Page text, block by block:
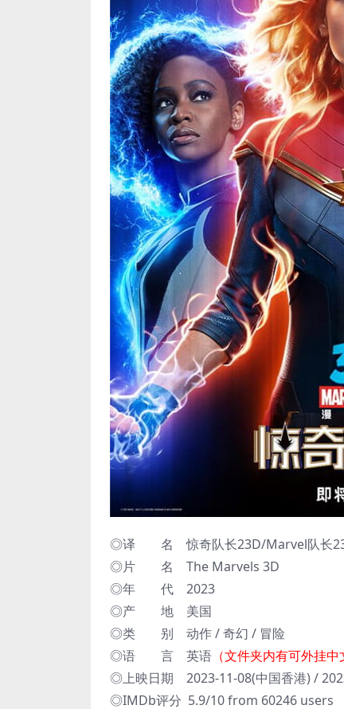
◎译 名 惊奇队长23D/Marvel队长
◎片 名 The Marvels 3D
◎年 代 2023
◎产 地 美国
◎类 别 动作 / 奇幻 / 冒险
◎语 言 英语 （文件夹内有可外挂中
◎上映日期 2023-11-08(中国香港) /
◎IMDb评分 5.9/10 from 60246 users